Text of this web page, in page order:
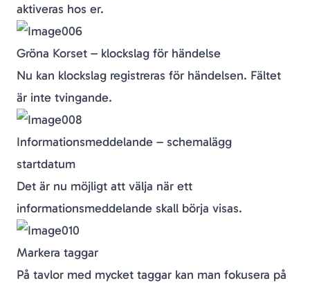
aktiveras hos er.
Gröna Korset – klockslag för händelse
Nu kan klockslag registreras för händelsen. Fältet
är inte tvingande.
Informationsmeddelande – schemalägg
startdatum
Det är nu möjligt att välja när ett
informationsmeddelande skall börja visas.
Markera taggar
På tavlor med mycket taggar kan man fokusera på